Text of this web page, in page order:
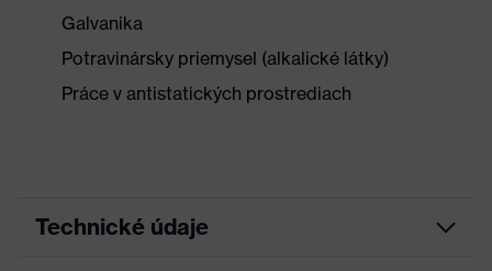
Galvanika
Potravinársky priemysel (alkalické látky)
Práce v antistatických prostrediach
Technické údaje